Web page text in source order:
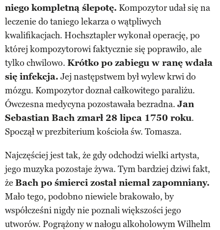
niego kompletną ślepotę. Kompozytor udał się na
leczenie do taniego lekarza o wątpliwych
kwalifikacjach. Hochsztapler wykonał operację, po
której kompozytorowi faktycznie się poprawiło, ale
tylko chwilowo. Krótko po zabiegu w ranę wdała
się infekcja. Jej następstwem był wylew krwi do
mózgu. Kompozytor doznał całkowitego paraliżu.
Ówczesna medycyna pozostawała bezradna. Jan
Sebastian Bach zmarł 28 lipca 1750 roku.
Spoczął w prezbiterium kościoła św. Tomasza.
Najczęściej jest tak, że gdy odchodzi wielki artysta,
jego muzyka pozostaje żywa. Tym bardziej dziwi fakt,
że Bach po śmierci został niemal zapomniany.
Mało tego, podobno niewiele brakowało, by
współcześni nigdy nie poznali większości jego
utworów. Pogrążony w nałogu alkoholowym Wilhelm